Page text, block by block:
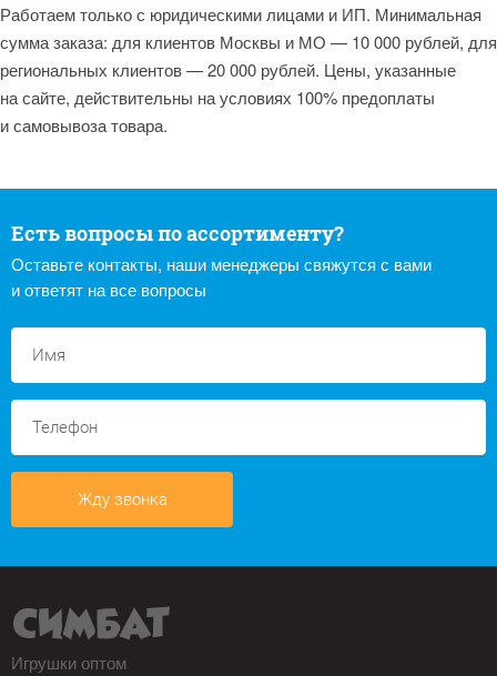
Работаем только с юридическими лицами и ИП. Минимальная
сумма заказа: для клиентов Москвы и МО — 10 000 рублей, для
региональных клиентов — 20 000 рублей. Цены, указанные
на сайте, действительны на условиях 100% предоплаты
и самовывоза товара.
Есть вопросы по ассортименту?
Оставьте контакты, наши менеджеры свяжутся с вами
и ответят на все вопросы
Жду звонка
Игрушки оптом